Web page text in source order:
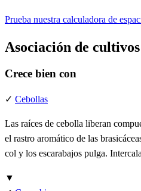
Prueba nuestra calculadora de
Asociación de cultivos
Crece bien con
✓ Cebollas
Las raíces de cebolla liberan
el rastro aromático de las
col y los escarabajos pulga.
▼